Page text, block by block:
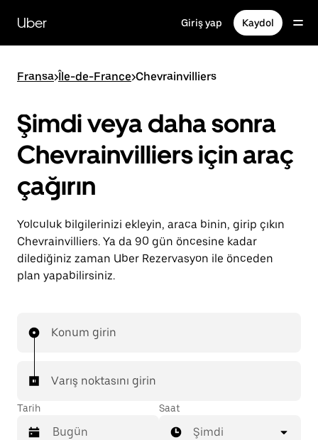
içeriğe
gidinUber Giriş yap Kaydol
Fransa>Île-de-France>Chevrainvilliers
Şimdi veya daha sonra
Chevrainvilliers için araç
çağırın
Yolculuk bilgilerinizi ekleyin, araca binin, girip çıkın
Chevrainvilliers. Ya da 90 gün öncesine kadar
dilediğiniz zaman Uber Rezervasyon ile önceden
plan yapabilirsiniz.
Konum girin
Varış noktasını girin
Tarih Saat
Şimdi